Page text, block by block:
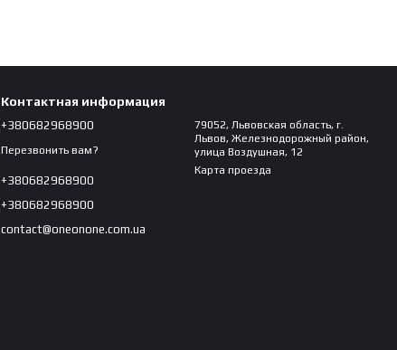
Контактная информация
+380682968900
Перезвонить вам?
+380682968900
+380682968900
contact@oneonone.com.ua
79052, Львовская область, г.
Львов, Железнодорожный район,
улица Воздушная, 12
Карта проезда